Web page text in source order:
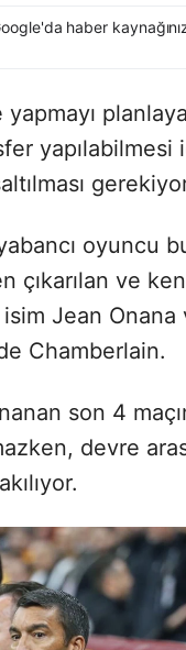
haber
yapılabilmesi
oyuncu
çıkarılan ve
Jean Onana
Chamberlain.
son 4
devre